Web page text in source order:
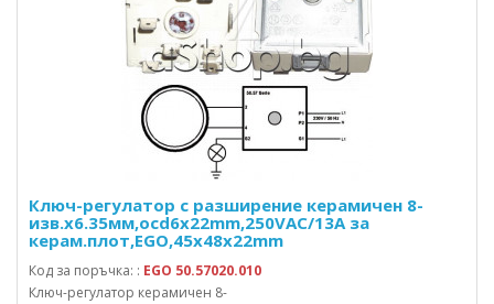
Ключ-регулатор с разширение керамичен 8-
изв.x6.35мм,осd6x22mm,250VAC/13A за
керам.плот,EGO,45x48x22mm
Код за поръчка: : EGO 50.57020.010
Ключ-регулатор керамичен 8-